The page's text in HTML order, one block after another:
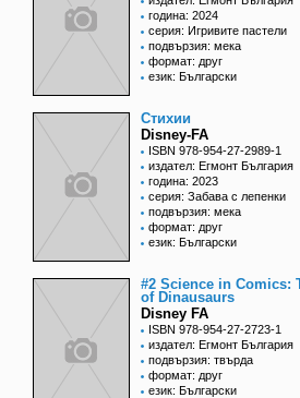
година: 2024
серия: Игривите пастели
подвързия: мека
формат: друг
език: Български
Стихии
Disney-FA
ISBN 978-954-27-2989-1
издател: Егмонт България
година: 2023
серия: Забава с лепенки
подвързия: мека
формат: друг
език: Български
#2 Science in Comics:
of Dinausaurs
Disney FA
ISBN 978-954-27-2723-1
издател: Егмонт България
подвързия: твърда
формат: друг
език: Български